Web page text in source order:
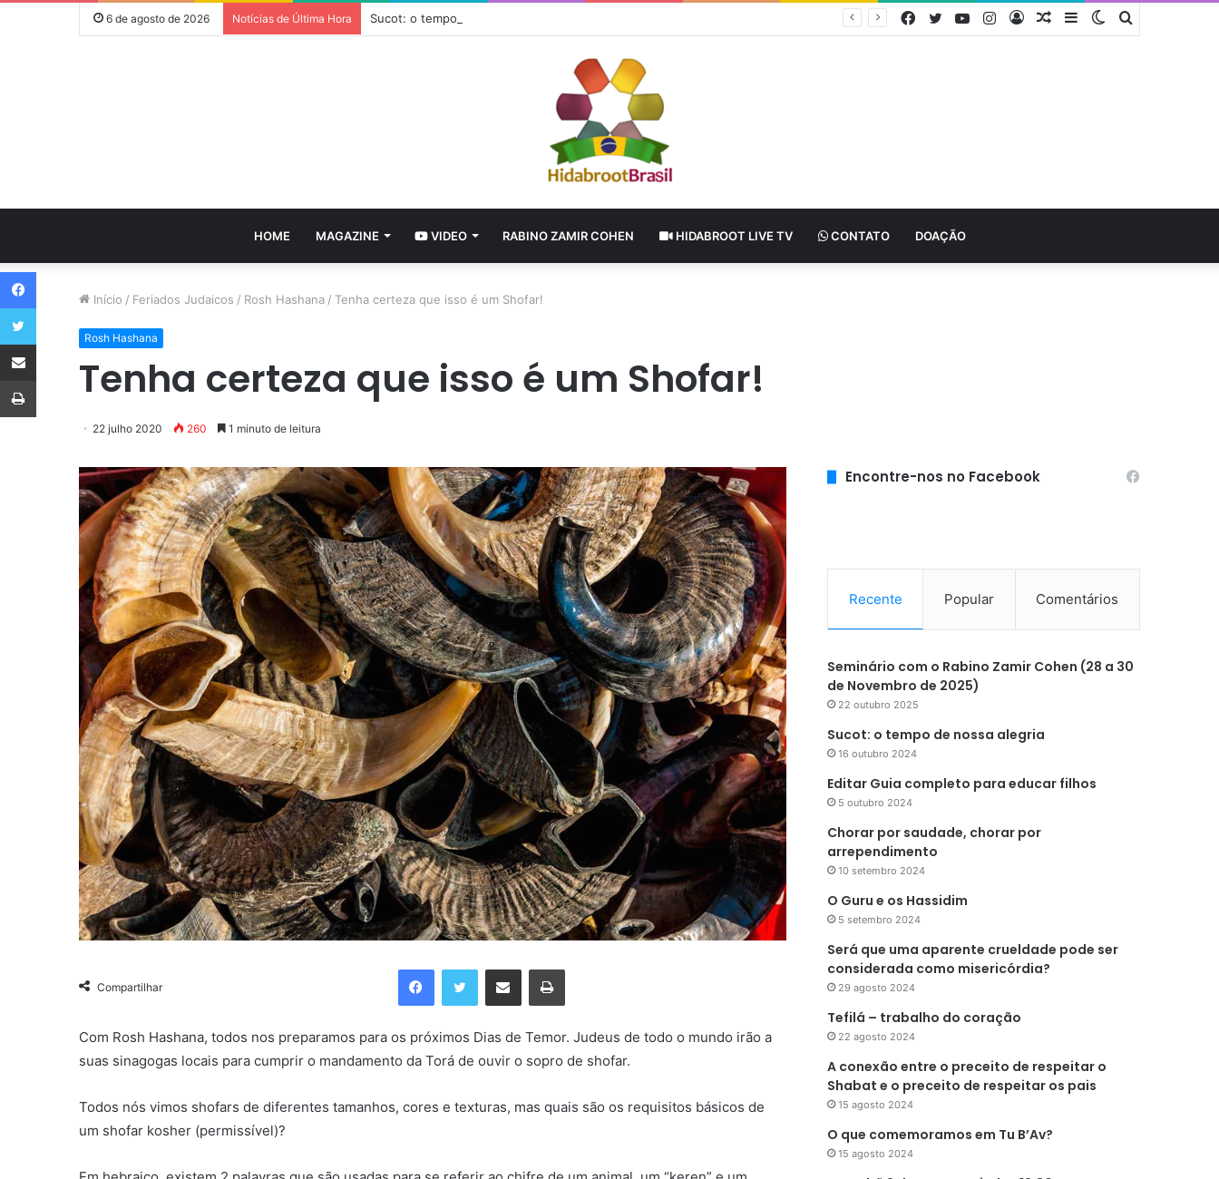
6 de agosto de 2026 Notícias de Última Hora Sucot: o tempo de nossa alegria
Procurar
Switch
Barra
Artigo
Entrar
Instagram
YouTube
Twitter
Facebook
HOME MAGAZINE VIDEO RABINO ZAMIR COHEN HIDABROOT LIVE TV CONTATO DOAÇÃO
Início / Feriados Judaicos / Rosh Hashana / Tenha certeza que isso é um Shofar!
Rosh Hashana
Tenha certeza que isso é um Shofar!
22 julho 2020 260 1 minuto de leitura
Compartilhar
Facebook Twitter Compartilhar via e-mail Imprimir
Com Rosh Hashana, todos nos preparamos para os próximos Dias de Temor. Judeus de todo o mundo irão a
suas sinagogas locais para cumprir o mandamento da Torá de ouvir o sopro de shofar.
Todos nós vimos shofars de diferentes tamanhos, cores e texturas, mas quais são os requisitos básicos de
um shofar kosher (permissível)?
Encontre-nos no Facebook
Recente Popular Comentários
Seminário com o Rabino Zamir Cohen (28 a 30
de Novembro de 2025)
22 outubro 2025
Sucot: o tempo de nossa alegria
16 outubro 2024
Editar Guia completo para educar filhos
5 outubro 2024
Chorar por saudade, chorar por
arrependimento
10 setembro 2024
O Guru e os Hassidim
5 setembro 2024
Será que uma aparente crueldade pode ser
considerada como misericórdia?
29 agosto 2024
Tefilá – trabalho do coração
22 agosto 2024
A conexão entre o preceito de respeitar o
Shabat e o preceito de respeitar os pais
15 agosto 2024
O que comemoramos em Tu B’Av?
15 agosto 2024